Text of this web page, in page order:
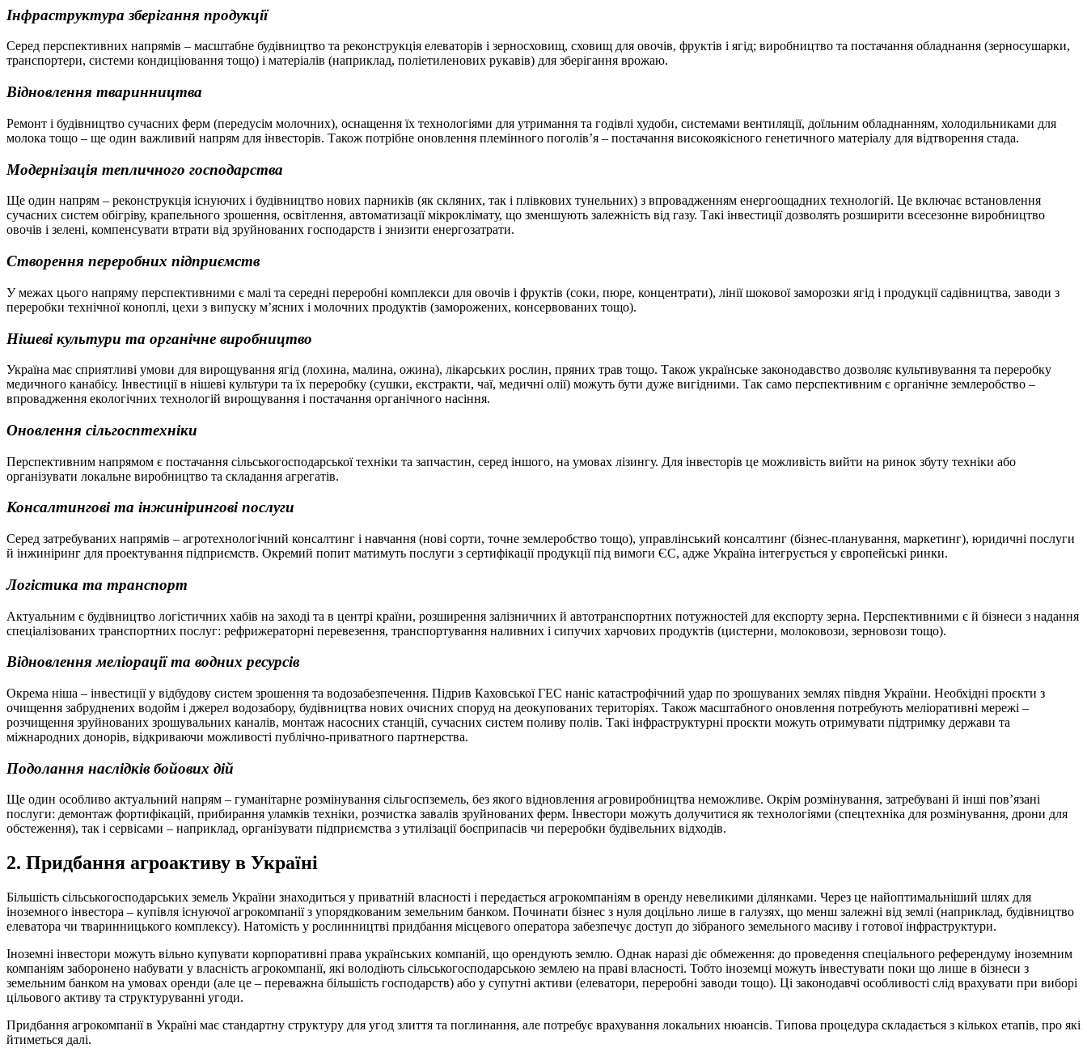
Інфраструктура зберігання продукції
Серед перспективних напрямів – масштабне будівництво та реконструкція елеваторів і зерносховищ, сховищ для овочів, фруктів і ягід; виробництво та постачання обладнання (зерносушарки,
транспортери, системи кондиціювання тощо) і матеріалів (наприклад, поліетиленових рукавів) для зберігання врожаю.
Відновлення тваринництва
Ремонт і будівництво сучасних ферм (передусім молочних), оснащення їх технологіями для утримання та годівлі худоби, системами вентиляції, доїльним обладнанням, холодильниками для
молока тощо – ще один важливий напрям для інвесторів. Також потрібне оновлення племінного поголів’я – постачання високоякісного генетичного матеріалу для відтворення стада.
Модернізація тепличного господарства
Ще один напрям – реконструкція існуючих і будівництво нових парників (як скляних, так і плівкових тунельних) з впровадженням енергоощадних технологій. Це включає встановлення
сучасних систем обігріву, крапельного зрошення, освітлення, автоматизації мікроклімату, що зменшують залежність від газу. Такі інвестиції дозволять розширити всесезонне виробництво
овочів і зелені, компенсувати втрати від зруйнованих господарств і знизити енергозатрати.
Створення переробних підприємств
У межах цього напряму перспективними є малі та середні переробні комплекси для овочів і фруктів (соки, пюре, концентрати), лінії шокової заморозки ягід і продукції садівництва, заводи з
переробки технічної коноплі, цехи з випуску м’ясних і молочних продуктів (заморожених, консервованих тощо).
Нішеві культури та органічне виробництво
Україна має сприятливі умови для вирощування ягід (лохина, малина, ожина), лікарських рослин, пряних трав тощо. Також українське законодавство дозволяє культивування та переробку
медичного канабісу. Інвестиції в нішеві культури та їх переробку (сушки, екстракти, чаї, медичні олії) можуть бути дуже вигідними. Так само перспективним є органічне землеробство –
впровадження екологічних технологій вирощування і постачання органічного насіння.
Оновлення сільгосптехніки
Перспективним напрямом є постачання сільськогосподарської техніки та запчастин, серед іншого, на умовах лізингу. Для інвесторів це можливість вийти на ринок збуту техніки або
організувати локальне виробництво та складання агрегатів.
Консалтингові та інжинірингові послуги
Серед затребуваних напрямів – агротехнологічний консалтинг і навчання (нові сорти, точне землеробство тощо), управлінський консалтинг (бізнес-планування, маркетинг), юридичні послуги
й інжиніринг для проектування підприємств. Окремий попит матимуть послуги з сертифікації продукції під вимоги ЄС, адже Україна інтегрується у європейські ринки.
Логістика та транспорт
Актуальним є будівництво логістичних хабів на заході та в центрі країни, розширення залізничних й автотранспортних потужностей для експорту зерна. Перспективними є й бізнеси з надання
спеціалізованих транспортних послуг: рефрижераторні перевезення, транспортування наливних і сипучих харчових продуктів (цистерни, молоковози, зерновози тощо).
Відновлення меліорації та водних ресурсів
Окрема ніша – інвестиції у відбудову систем зрошення та водозабезпечення. Підрив Каховської ГЕС наніс катастрофічний удар по зрошуваних землях півдня України. Необхідні проєкти з
очищення забруднених водойм і джерел водозабору, будівництва нових очисних споруд на деокупованих територіях. Також масштабного оновлення потребують меліоративні мережі –
розчищення зруйнованих зрошувальних каналів, монтаж насосних станцій, сучасних систем поливу полів. Такі інфраструктурні проєкти можуть отримувати підтримку держави та
міжнародних донорів, відкриваючи можливості публічно-приватного партнерства.
Подолання наслідків бойових дій
Ще один особливо актуальний напрям – гуманітарне розмінування сільгоспземель, без якого відновлення агровиробництва неможливе. Окрім розмінування, затребувані й інші пов’язані
послуги: демонтаж фортифікацій, прибирання уламків техніки, розчистка завалів зруйнованих ферм. Інвестори можуть долучитися як технологіями (спецтехніка для розмінування, дрони для
обстеження), так і сервісами – наприклад, організувати підприємства з утилізації боєприпасів чи переробки будівельних відходів.
2. Придбання агроактиву в Україні
Більшість сільськогосподарських земель України знаходиться у приватній власності і передається агрокомпаніям в оренду невеликими ділянками. Через це найоптимальніший шлях для
іноземного інвестора – купівля існуючої агрокомпанії з упорядкованим земельним банком. Починати бізнес з нуля доцільно лише в галузях, що менш залежні від землі (наприклад, будівництво
елеватора чи тваринницького комплексу). Натомість у рослинництві придбання місцевого оператора забезпечує доступ до зібраного земельного масиву і готової інфраструктури.
Іноземні інвестори можуть вільно купувати корпоративні права українських компаній, що орендують землю. Однак наразі діє обмеження: до проведення спеціального референдуму іноземним
компаніям заборонено набувати у власність агрокомпанії, які володіють сільськогосподарською землею на праві власності. Тобто іноземці можуть інвестувати поки що лише в бізнеси з
земельним банком на умовах оренди (але це – переважна більшість господарств) або у супутні активи (елеватори, переробні заводи тощо). Ці законодавчі особливості слід врахувати при виборі
цільового активу та структуруванні угоди.
Придбання агрокомпанії в Україні має стандартну структуру для угод злиття та поглинання, але потребує врахування локальних нюансів. Типова процедура складається з кількох етапів, про які
йтиметься далі.